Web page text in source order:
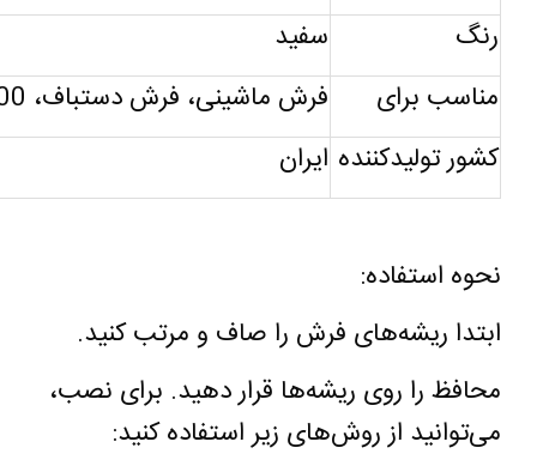
رنگ
سفید
مناسب برای
فرش ماشینی، فرش دستباف،
کشور تولیدکننده ایران
نحوه استفاده:
ابتدا ریشه‌های فرش را صاف و مرتب کنید.
محافظ را روی ریشه‌ها قرار دهید. برای نصب،
می‌توانید از روش‌های زیر استفاده کنید: